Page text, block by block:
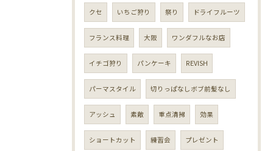
クセ いちご狩り 祭り ドライフルーツ
フランス料理 大阪 ワンダフルなお店
イチゴ狩り パンケーキ REVISH
パーマスタイル 切りっぱなしボブ前髪なし
アッシュ 素敵 重点清掃 効果
ショートカット 練習会 プレゼント